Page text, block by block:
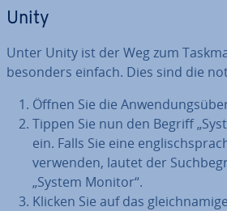
Unity
Unter Unity ist der Weg zum
besonders einfach. Dies sind die
Öffnen Sie die
Tippen Sie nun den Begriff
ein. Falls Sie eine
verwenden, lautet der
„System Monitor“.
Klicken Sie auf das